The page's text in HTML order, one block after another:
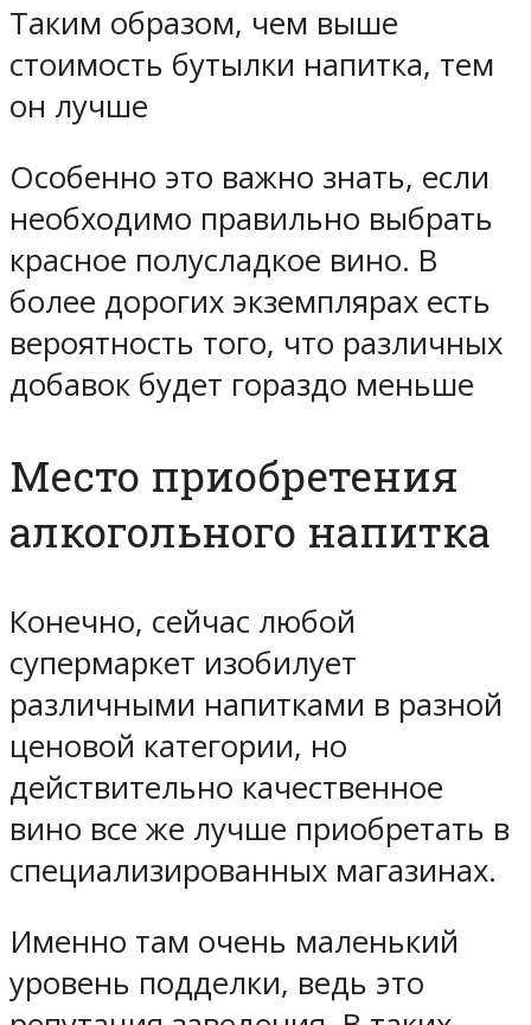
Таким образом, чем выше
стоимость бутылки напитка, тем
он лучше
Особенно это важно знать, если
необходимо правильно выбрать
красное полусладкое вино. В
более дорогих экземплярах есть
вероятность того, что различных
добавок будет гораздо меньше
Место приобретения
алкогольного напитка
Конечно, сейчас любой
супермаркет изобилует
различными напитками в разной
ценовой категории, но
действительно качественное
вино все же лучше приобретать в
специализированных магазинах.
Именно там очень маленький
уровень подделки, ведь это